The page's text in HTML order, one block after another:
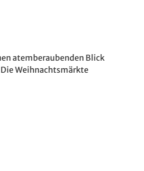
atemberaubenden Blick
Weihnachtsmärkte